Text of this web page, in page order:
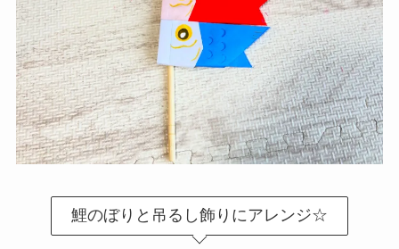
鯉のぼりと吊るし飾りにアレンジ☆